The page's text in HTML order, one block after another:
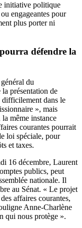
initiative politique
engageantes pour
plus porter ni
défendre la
du
présentation de
difficilement dans le
», mais
même instance
courantes pourrait
loi spéciale, pour
et taxes.
16 décembre, Laurent
publics, peut
nationale. Il
au Sénat. « Le projet
affaires courantes,
Anne-Charlène
qui nous protège ».